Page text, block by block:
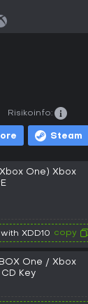
Steam
Risikoinfo:
One) Xbox
XDD10 copy
One / Xbox
Key